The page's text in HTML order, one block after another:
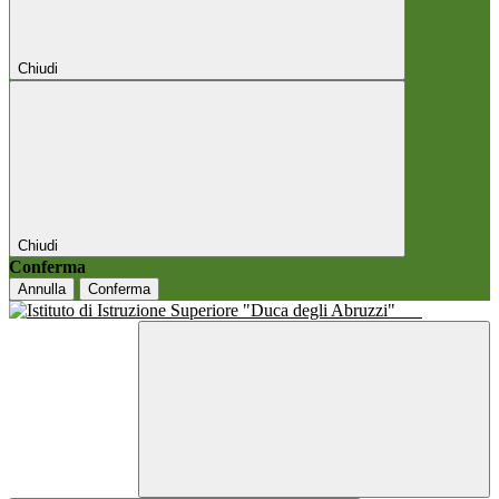
Chiudi
Chiudi
Conferma
Annulla Conferma